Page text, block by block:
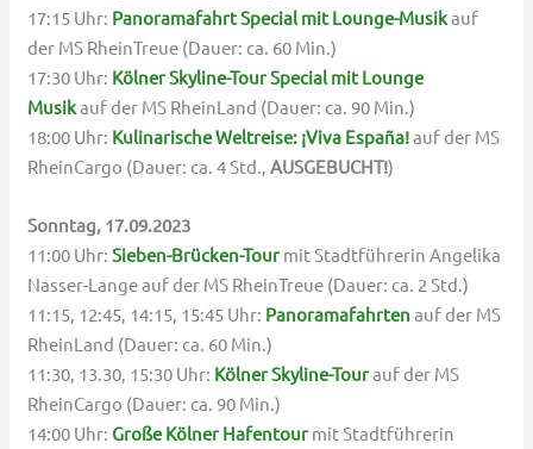
17:15 Uhr: Panoramafahrt Special mit Lounge-Musikauf
der MS RheinTreue (Dauer: ca. 60 Min.)
17:30 Uhr: Kölner Skyline-Tour Special mit Lounge
Musikauf der MS RheinLand (Dauer: ca. 90 Min.)
18:00 Uhr: Kulinarische Weltreise: ¡Viva España!auf der MS
RheinCargo (Dauer: ca. 4 Std., AUSGEBUCHT!)
Sonntag, 17.09.2023
11:00 Uhr:Sieben-Brücken-Tourmit Stadtführerin Angelika
Nasser-Lange auf der MS RheinTreue (Dauer: ca. 2 Std.)
11:15, 12:45, 14:15, 15:45 Uhr: Panoramafahrtenauf der MS
RheinLand (Dauer: ca. 60 Min.)
11:30, 13.30, 15:30 Uhr: Kölner Skyline-Tourauf der MS
RheinCargo (Dauer: ca. 90 Min.)
14:00 Uhr: Große Kölner Hafentourmit Stadtführerin